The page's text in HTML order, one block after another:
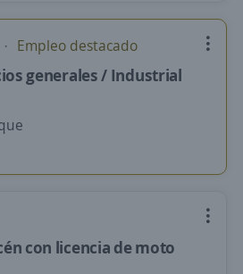
Empleo destacado
generales / Industrial
con licencia de moto